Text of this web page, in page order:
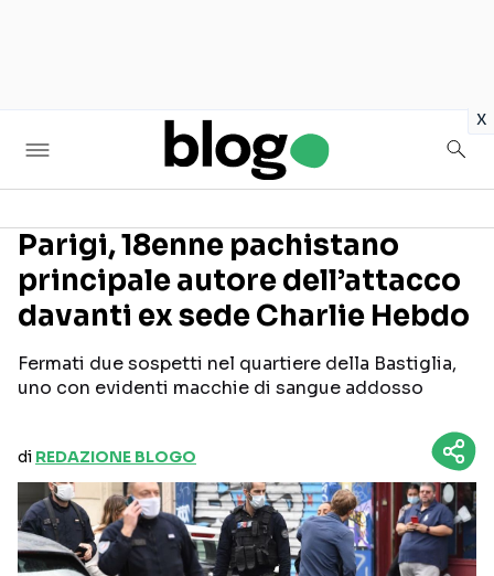
x
Seguici sui social
Parigi, 18enne pachistano
principale autore dell’attacco
davanti ex sede Charlie Hebdo
Fermati due sospetti nel quartiere della Bastiglia,
uno con evidenti macchie di sangue addosso
di REDAZIONE BLOGO